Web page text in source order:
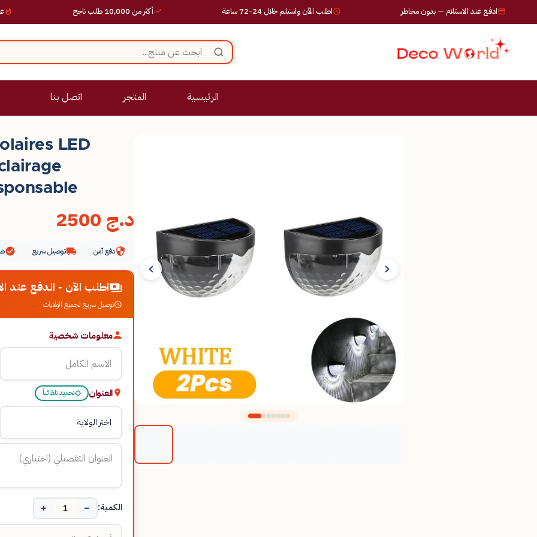
عروض اطلب الآن واستلم خلال 24-72 ساعة ادفع عند الاستلام — بدون مخاطر
الرئيسية المتجر اتصل بنا
LED
د.ج
دفع آمن توصيل سريع
اطلب الآن - الدفع عند
توصيل سريع لجميع الولايات
معلومات شخصية
العنوان تحديد تلقائياً
الكمية: −
+